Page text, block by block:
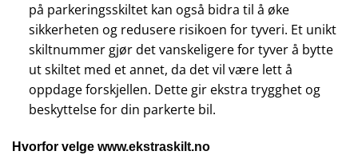
på parkeringsskiltet kan også bidra til å øke
sikkerheten og redusere risikoen for tyveri. Et unikt
skiltnummer gjør det vanskeligere for tyver å bytte
ut skiltet med et annet, da det vil være lett å
oppdage forskjellen. Dette gir ekstra trygghet og
beskyttelse for din parkerte bil.
Hvorfor velge www.ekstraskilt.no